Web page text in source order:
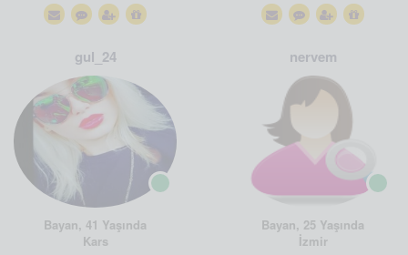
gul_24
Bayan, 41 Yaşında
Kars
nervem
Bayan, 25 Yaşında
İzmir